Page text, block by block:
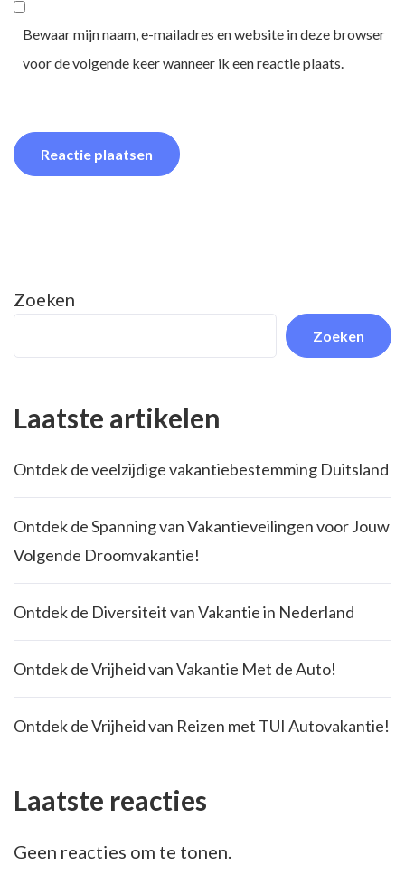
Bewaar mijn naam, e-mailadres en website in deze browser
voor de volgende keer wanneer ik een reactie plaats.
Zoeken
Zoeken
Laatste artikelen
Ontdek de veelzijdige vakantiebestemming Duitsland
Ontdek de Spanning van Vakantieveilingen voor Jouw
Volgende Droomvakantie!
Ontdek de Diversiteit van Vakantie in Nederland
Ontdek de Vrijheid van Vakantie Met de Auto!
Ontdek de Vrijheid van Reizen met TUI Autovakantie!
Laatste reacties
Geen reacties om te tonen.